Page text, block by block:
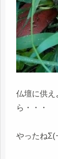
仏壇に供え
ら・・・
やったねΣ(